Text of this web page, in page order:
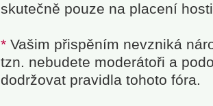
skutečně pouze na placení
* Vašim přispěním nevzniká
tzn. nebudete moderátoři a
dodržovat pravidla tohoto fóra.